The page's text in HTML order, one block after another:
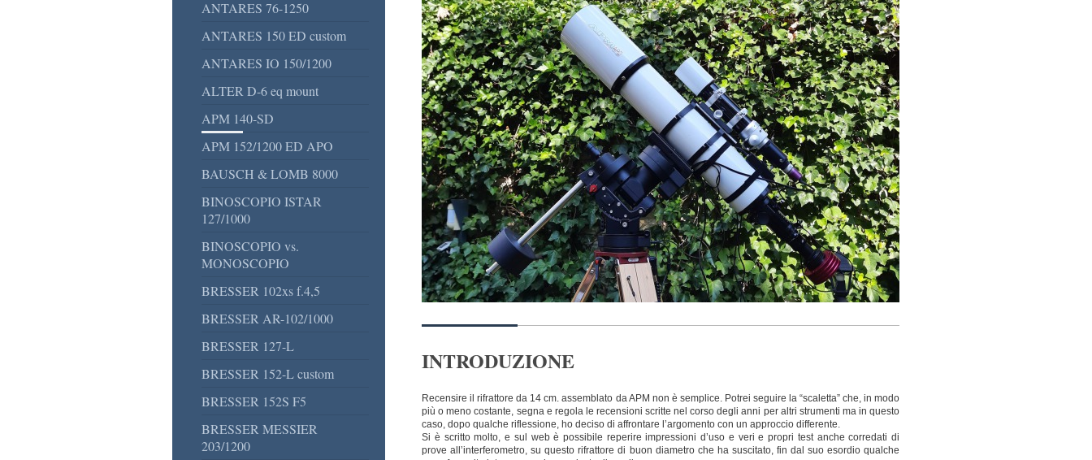
INTRODUZIONE
Recensire il rifrattore da 14 cm. assemblato da APM non è semplice. Potrei seguire la “scaletta” che, in modo
più o meno costante, segna e regola le recensioni scritte nel corso degli anni per altri strumenti ma in questo
caso, dopo qualche riflessione, ho deciso di affrontare l’argomento con un approccio differente.
Si è scritto molto, e sul web è possibile reperire impressioni d’uso e veri e propri test anche corredati di
prove all’interferometro, su questo rifrattore di buon diametro che ha suscitato, fin dal suo esordio qualche
ANTARES 76-1250
ANTARES 150 ED custom
ANTARES IO 150/1200
ALTER D-6 eq mount
APM 140-SD
APM 152/1200 ED APO
BAUSCH & LOMB 8000
BINOSCOPIO ISTAR
127/1000
BINOSCOPIO vs.
MONOSCOPIO
BRESSER 102xs f.4,5
BRESSER AR-102/1000
BRESSER 127-L
BRESSER 152-L custom
BRESSER 152S F5
BRESSER MESSIER
203/1200